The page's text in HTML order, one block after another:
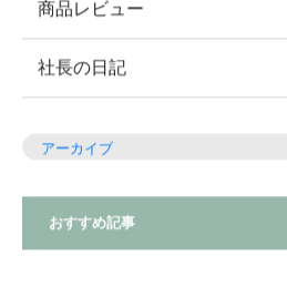
商品レビュー
社長の日記
おすすめ記事